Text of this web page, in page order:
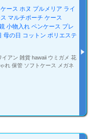
ース ホヌ プルメリア ライ
マルチポーチ ケース
小物入れ ペンケース プレ
母の日 コットン ポリエステ
アン 雑貨 hawaii ウミガメ 花
れ 保管 ソフトケース メガネ